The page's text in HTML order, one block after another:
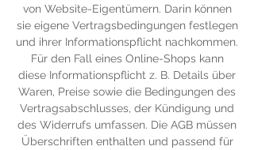
von Website-Eigentümern. Darin können
sie eigene Vertragsbedingungen festlegen
und ihrer Informationspflicht nachkommen.
Für den Fall eines Online-Shops kann
diese Informationspflicht z. B. Details über
Waren, Preise sowie die Bedingungen des
Vertragsabschlusses, der Kündigung und
des Widerrufs umfassen. Die AGB müssen
Überschriften enthalten und passend für